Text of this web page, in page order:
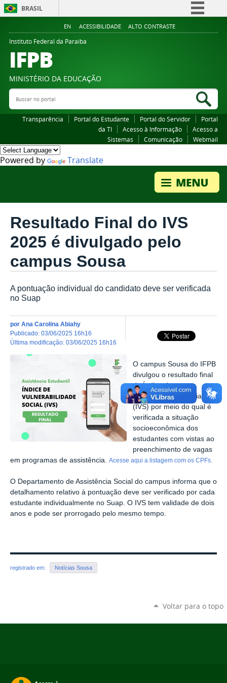
BRASIL
Simplifique!
Legislação
EN ACESSIBILIDADE ALTO CONTRASTE
Instituto Federal da Paraiba
IFPB
MINISTÉRIO DA EDUCAÇÃO
Buscar no portal
Transparência Portal do Estudante Portal do Servidor
Portal
da TI
Acesso à Informação
Acesso a
Sistemas
Comunicação Webmail
Powered by Translate
Resultado Final do IVS
2025 é divulgado pelo
campus Sousa
A pontuação individual do candidato deve ser verificada
no Suap
por Ana Carolina Abiahy
publicado: 03/06/2025 16h16
última modificação: 03/06/2025 16h16
O campus Sousa do IFPB
divulgou o resultado final
do Índice de
Vulnerabilidade Social
(IVS) por meio do qual é
verificada a situação
socioeconômica dos
estudantes com vistas ao
preenchimento de vagas
em programas de assistência. Acesse aqui a listagem com os CPFs.
O Departamento de Assistência Social do campus informa que o
detalhamento relativo à pontuação deve ser verificado por cada
estudante individualmente no Suap. O IVS tem validade de dois
anos e pode ser prorrogado pelo mesmo tempo.
registrado em: Notícias Sousa
Voltar para o topo